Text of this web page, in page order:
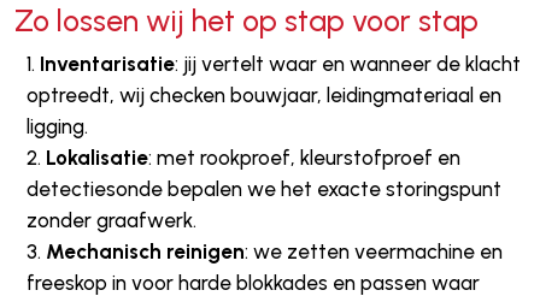
Zo lossen wij het op stap voor stap
Inventarisatie: jij vertelt waar en wanneer de klacht
optreedt, wij checken bouwjaar, leidingmateriaal en
ligging.
Lokalisatie: met rookproef, kleurstofproef en
detectiesonde bepalen we het exacte storingspunt
zonder graafwerk.
Mechanisch reinigen: we zetten veermachine en
freeskop in voor harde blokkades en passen waar